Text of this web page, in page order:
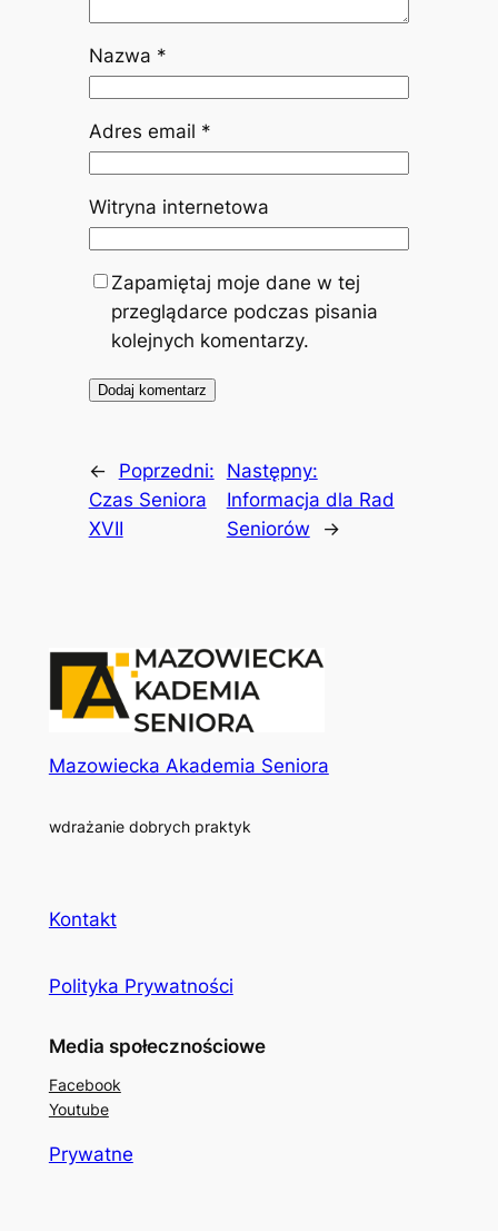
Nazwa *
Adres email *
Witryna internetowa
Zapamiętaj moje dane w tej
przeglądarce podczas pisania
kolejnych komentarzy.
←
Poprzedni:
Czas Seniora
XVII
Następny:
Informacja dla Rad
Seniorów
→
Mazowiecka Akademia Seniora
wdrażanie dobrych praktyk
Kontakt
Polityka Prywatności
Media społecznościowe
Facebook
Youtube
Prywatne